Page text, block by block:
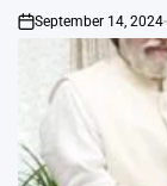
on
September 14, 2024